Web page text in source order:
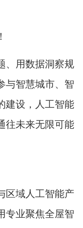
、用数据洞察规
与智慧城市、智
建设，人工智能
往未来无限可能
区域人工智能产
专业聚焦全屋智